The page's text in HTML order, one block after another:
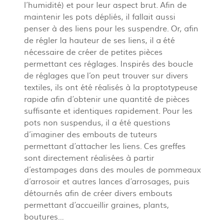
l’humidité) et pour leur aspect brut. Afin de
maintenir les pots dépliés, il fallait aussi
penser à des liens pour les suspendre. Or, afin
de régler la hauteur de ses liens, il a été
nécessaire de créer de petites pièces
permettant ces réglages. Inspirés des boucle
de réglages que l’on peut trouver sur divers
textiles, ils ont été réalisés à la proptotypeuse
rapide afin d’obtenir une quantité de pièces
suffisante et identiques rapidement. Pour les
pots non suspendus, il a été questions
d’imaginer des embouts de tuteurs
permettant d’attacher les liens. Ces greffes
sont directement réalisées à partir
d’estampages dans des moules de pommeaux
d’arrosoir et autres lances d’arrosages, puis
détournés afin de créer divers embouts
permettant d’accueillir graines, plants,
boutures...